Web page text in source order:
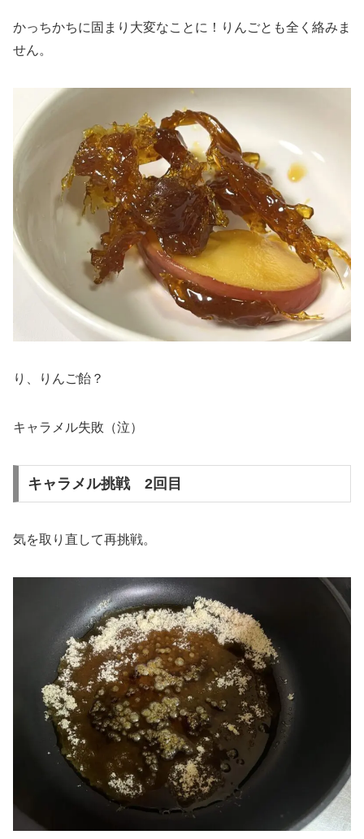
かっちかちに固まり大変なことに！りんごとも全く絡みま
せん。
り、りんご飴？
キャラメル失敗（泣）
キャラメル挑戦 2回目
気を取り直して再挑戦。